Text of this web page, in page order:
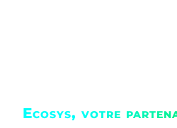
Ecosys, votre